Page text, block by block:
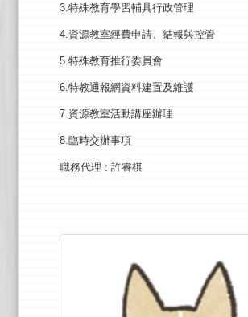
3.特殊教育學習輔具行政管理
4.資源教室經費申請、結報與控管
5.特殊教育推行委員會
6.特教通報網資料建置及維護
7.資源教室活動講座辦理
8.臨時交辦事項
職務代理 : 許睿棋